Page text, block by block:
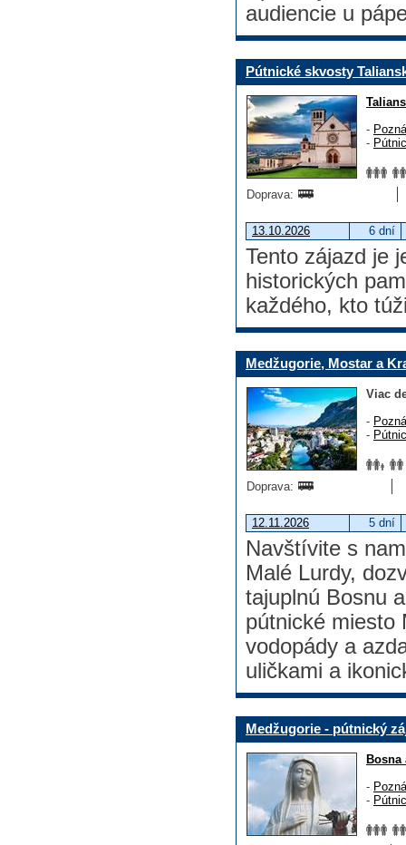
audiencie u
Pútnické skvosty
-
-
Doprava:
13.10.2026 6 dní
Tento zájazd je
historických
každého, kto
Medžugorie, Mostar a
Viac
-
-
Doprava:
12.11.2026 5 dní
Navštívite s
Malé Lurdy,
tajuplnú Bosnu
pútnické miesto
vodopády a
uličkami a
Medžugorie - pútnický
Bosna
-
-